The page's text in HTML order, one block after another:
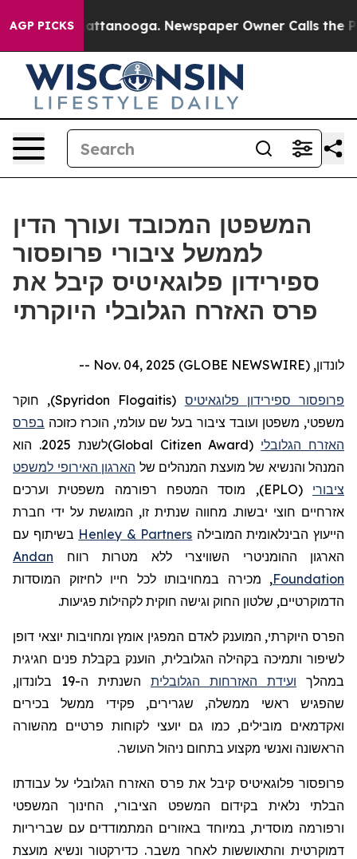
AGP PICKS
in Chattanooga. Newspaper Owner Calls the
המשפטן המכובד ועורך הדין
לממשל ציבורי פרופסור
ספירידון פלוגאיטיס קיבל את
פרס האזרח הגלובלי היוקרתי
לונדון, Nov. 04, 2025 (GLOBE NEWSWIRE) --
פרופסור ספירידון פלוגאיטיס (
Spyridon Flogaitis
), חוקר
משפטי, משפטן ועובד ציבור בעל שם עולמי, הוכרז כזוכה בפרס
האזרח הגלובלי (
Global Citizen Award
)
לשנת 2025. הוא
המנהל והנשיא של מועצת המנהלים של הארגון האירופי למשפט
ציבורי
(EPLO), מוסד המטפח רפורמה משפטית וערכים
אזרחיים חוצי יבשות. מחווה שנתית זו, המוגשת על ידי חברת
הייעוץ הבינלאומית המובילה Henley & Partners בשיתוף עם
הארגון ההומניטרי השוויצרי ללא מטרות רווח Andan
Foundation, מכירה במחויבותו לכל חייו לחיזוק המוסדות
הדמוקרטיים, שלטון החוק וגישה חוקית לקהילות פגיעות.
הפרס היוקרתי, המוענק לאדם המפגין אומץ ומחויבות יוצאי דופן
לשיפור ותמיכה בקהילה הגלובלית, הוענק בקבלת פנים חגיגית
במהלך ועידת האזרחות הגלובלית
השנתית ה-19 בלונדון,
שהפגיש ראשי ממשלה, שגרירים, פקידי ממשל בכירים
ואקדמאים מובילים, כמו גם יועצי לקוחות פרטיים מהשורה
הראשונה ואנשי מקצוע בתחום ניהול העושר.
פרופסור פלוגאיטיס קיבל את פרס האזרח הגלובלי על עבודתו
הבלתי נלאית בקידום המשפט הציבורי, החינוך המשפטי
ורפורמה מוסדית, במיוחד באזורים המתמודדים עם שבריריות
דמוקרטית והתאוששות לאחר משבר. כדירקטור ונשיא מועצת